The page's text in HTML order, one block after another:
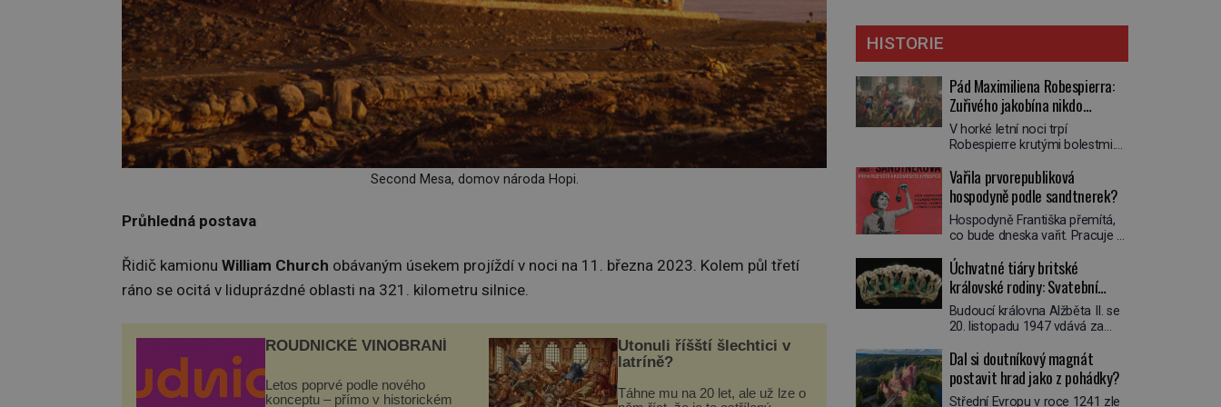
Second Mesa, domov národa Hopi.
Průhledná postava
Řidič kamionu William Church obávaným úsekem projíždí v noci na 11. března 2023. Kolem půl třetí
ráno se ocitá v liduprázdné oblasti na 321. kilometru silnice.
ROUDNICKÉ VINOBRANÍ
Letos poprvé podle nového
konceptu – přímo v historickém
Utonuli říšští šlechtici v
latríně?
Táhne mu na 20 let, ale už lze o
HISTORIE
Pád Maximiliena Robespierra:
Zuřivého jakobína nikdo
nelitoval?
V horké letní noci trpí
Robespierre krutými bolestmi.
víří kolotoč myšlenek. Když se
probere z mdlob, vzpomene si
na jednu z pařížských
jasnovidek, kterou před lety
navštívil. Prorokovala mu
vysmál. „Robespierre to
dotáhne hodně daleko,“
prohlásil o něm jiný významný
francouzský revolucionář,
Honoré de Mirabeau […]
Vařila prvorepubliková
hospodyně podle sandtnerek?
Hospodyně Františka přemítá,
co bude dneska vařit. Pracuje v
mlsný jazýček. Zalistuje proto
rychle v jedné ze „sandtnerek“.
„Zaplaťpánbůh, že už
nemusíme chodit s lístky,“
povzdechne si směrem ke
ruce. Ještě v prvních letech
nové republiky fungoval kvůli
nedostatku zboží přídělový
Úchvatné tiáry britské
královské rodiny: Svatební
klenot Alžbětě II. praskl
Budoucí královna Alžběta II. se
20. listopadu 1947 vdává za
Mountbattena. Aby měla na
obřad ve Westminsteru podle
tradice „něco vypůjčeného“, její
Dal si doutníkový magnát
postavit hrad jako z pohádky?
Střední Evropu v roce 1241 zle